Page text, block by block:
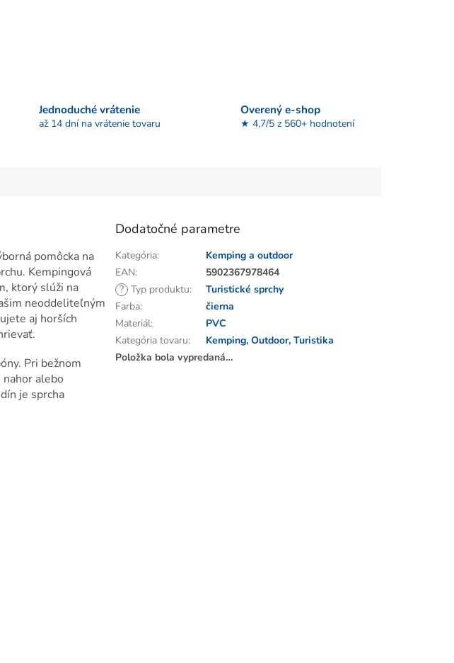
Jednoduché vrátenie
až 14 dní na vrátenie tovaru
Overený e-shop
★ 4,7/5 z 560+ hodnotení
pomôcka na
Kempingová
ktorý slúži na
neoddeliteľným
aj horších
Pri bežnom
alebo
je sprcha
Dodatočné parametre
Kategória:
Kemping a outdoor
EAN:
5902367978464
? Typ produktu:
Turistické sprchy
Farba:
čierna
Materiál:
PVC
Kategória tovaru:
Kemping, Outdoor, Turistika
Položka bola vypredaná…